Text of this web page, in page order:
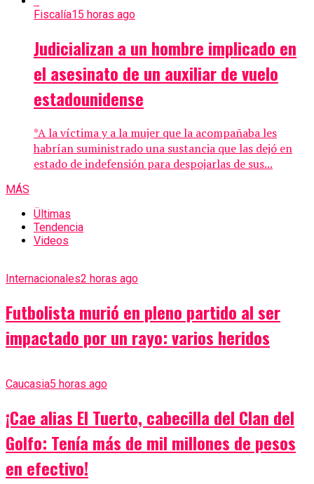
Fiscalía15 horas ago
Judicializan a un hombre implicado en
el asesinato de un auxiliar de vuelo
estadounidense
*A la víctima y a la mujer que la acompañaba les
habrían suministrado una sustancia que las dejó en
estado de indefensión para despojarlas de sus...
MÁS
Ültimas
Tendencia
Videos
Internacionales2 horas ago
Futbolista murió en pleno partido al ser
impactado por un rayo: varios heridos
Caucasia5 horas ago
¡Cae alias El Tuerto, cabecilla del Clan del
Golfo: Tenía más de mil millones de pesos
en efectivo!